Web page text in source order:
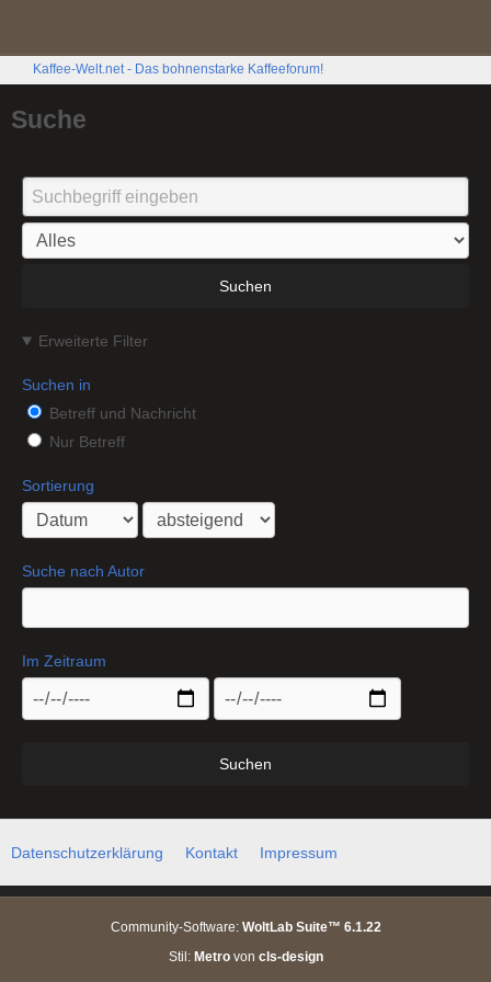
Kaffee-Welt.net - Das bohnenstarke Kaffeeforum!
Suche
Suchen
Erweiterte Filter
Suchen in
Betreff und Nachricht
Nur Betreff
Sortierung
Suche nach Autor
Im Zeitraum
Suchen
Datenschutzerklärung Kontakt Impressum
Community-Software: WoltLab Suite™ 6.1.22
Stil: Metrovon cls-design